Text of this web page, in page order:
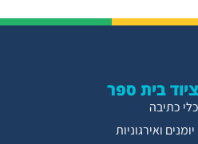
ציוד בית ספר
כלי כתיבה
יומנים ואירגוניות